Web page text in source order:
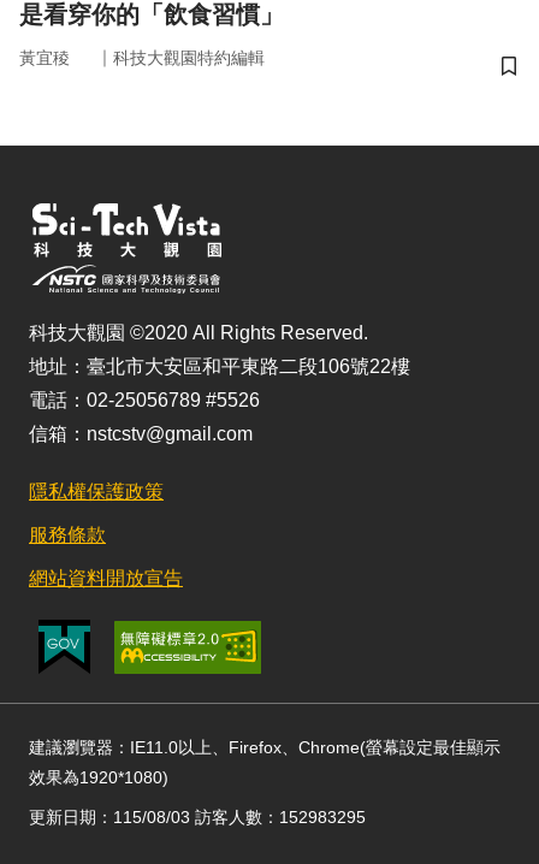
是看穿你的「飲食習慣」
黃宜稜 ｜ 科技大觀園特約編輯
儲
科技大觀園 ©2020 All Rights Reserved.
地址：臺北市大安區和平東路二段106號22樓
電話：02-25056789 #5526
信箱：nstcstv@gmail.com
隱私權保護政策
服務條款
網站資料開放宣告
建議瀏覽器：IE11.0以上、Firefox、Chrome(螢幕設定最佳顯示
效果為1920*1080)
更新日期：115/08/03 訪客人數：152983295